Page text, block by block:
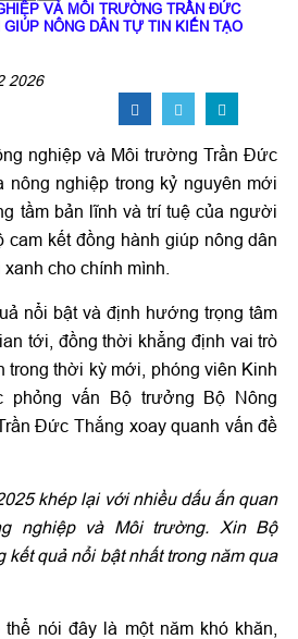
VÀ MÔI TRƯỜNG TRẦN ĐỨC
NÔNG DÂN TỰ TIN KIẾN TẠO
2026
nghiệp và Môi trường Trần Đức
nông nghiệp trong kỷ nguyên mới
tầm bản lĩnh và trí tuệ của người
cam kết đồng hành giúp nông dân
cho chính mình.
nổi bật và định hướng trọng tâm
tới, đồng thời khẳng định vai trò
trong thời kỳ mới, phóng viên Kinh
phỏng vấn Bộ trưởng Bộ Nông
Đức Thắng xoay quanh vấn đề
khép lại với nhiều dấu ấn quan
nghiệp và Môi trường. Xin Bộ
quả nổi bật nhất trong năm qua
nói đây là một năm khó khăn,